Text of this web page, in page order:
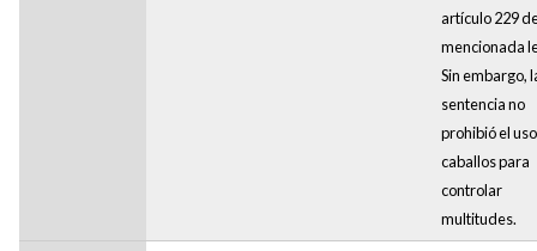
artículo 229
mencionada
Sin embargo,
sentencia no
prohibió el
caballos para
controlar
multitudes.